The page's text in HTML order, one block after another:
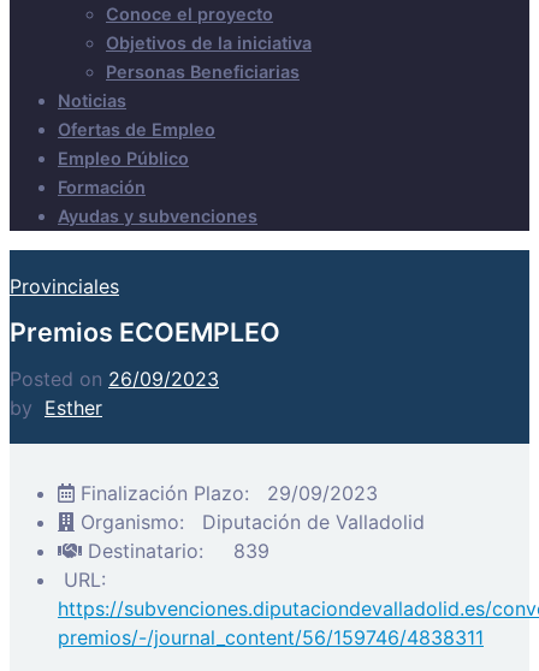
Conoce el proyecto
Objetivos de la iniciativa
Personas Beneficiarias
Noticias
Ofertas de Empleo
Empleo Público
Formación
Ayudas y subvenciones
Provinciales
Premios ECOEMPLEO
Posted on 26/09/2023
by Esther
Finalización Plazo:
29/09/2023
Organismo:
Diputación de Valladolid
Destinatario:
839
URL:
https://subvenciones.diputaciondevalladolid.es/
premios/-/journal_content/56/159746/4838311